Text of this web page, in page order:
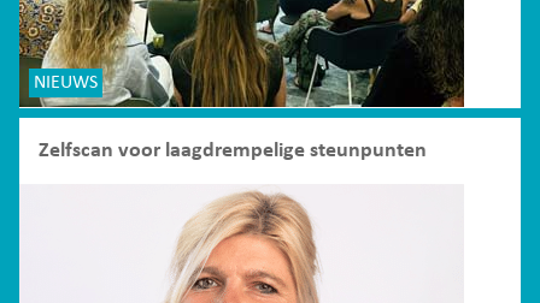
NIEUWS
Zelfscan voor laagdrempelige steunpunten